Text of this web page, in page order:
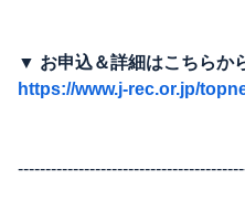
▼ お申込＆詳細はこちらか
https://www.j-rec.or.jp/